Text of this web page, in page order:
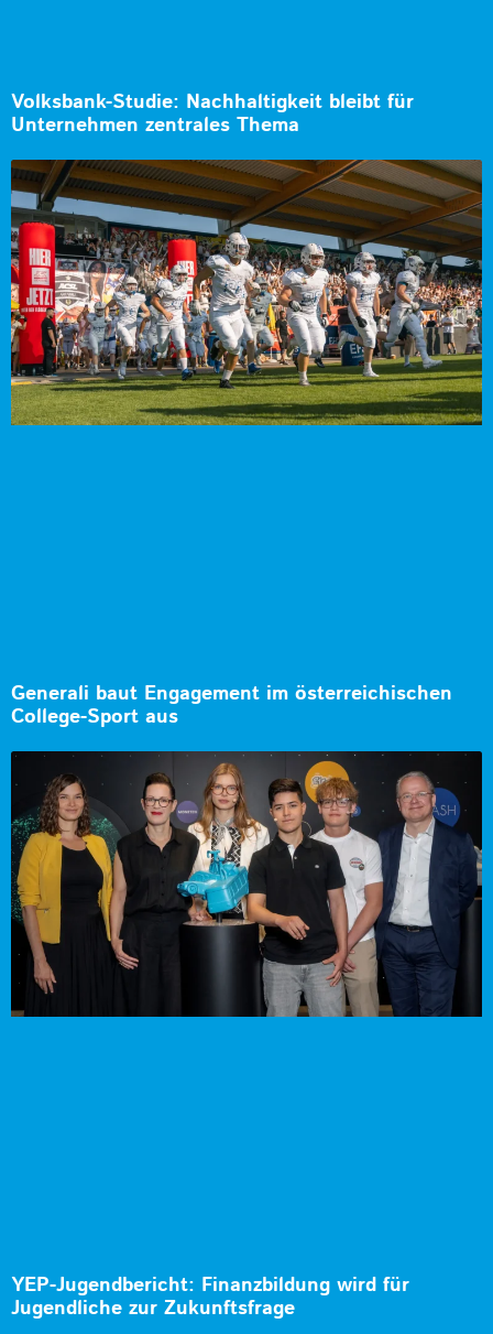
Volksbank-Studie: Nachhaltigkeit bleibt für
Unternehmen zentrales Thema
Generali baut Engagement im österreichischen
College-Sport aus
YEP-Jugendbericht: Finanzbildung wird für
Jugendliche zur Zukunftsfrage